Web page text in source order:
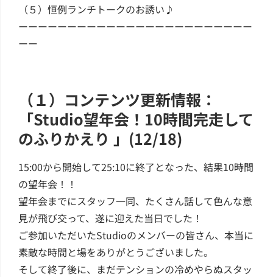
（５）恒例ランチトークのお誘い♪
ーーーーーーーーーーーーーーーーーーーーーーーー
ーー
（１）コンテンツ更新情報：
「Studio望年会！10時間完走して
のふりかえり 」(12/18)
15:00から開始して25:10に終了となった、結果10時間
の望年会！！
望年会までにスタッフ一同、たくさん話して色んな意
見が飛び交って、遂に迎えた当日でした！
ご参加いただいたStudioのメンバーの皆さん、本当に
素敵な時間と場をありがとうございました。
そして終了後に、まだテンションの冷めやらぬスタッ